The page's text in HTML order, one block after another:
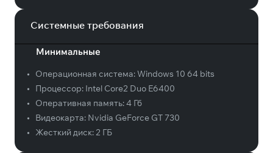
Системные требования
Минимальные
• Операционная система:Windows 10 64 bits
•
Процессор: Intel Core2 Duo E6400
•
Оперативная память:4 Гб
•
Видеокарта: Nvidia GeForce GT 730
•
Жесткий диск:2 ГБ